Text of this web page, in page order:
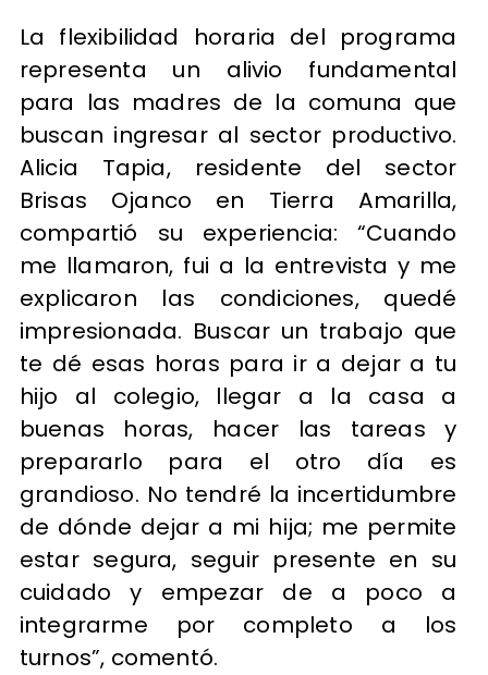
La flexibilidad horaria del programa
representa un alivio fundamental
para las madres de la comuna que
buscan ingresar al sector productivo.
Alicia Tapia, residente del sector
Brisas Ojanco en Tierra Amarilla,
compartió su experiencia: “Cuando
me llamaron, fui a la entrevista y me
explicaron las condiciones, quedé
impresionada. Buscar un trabajo que
te dé esas horas para ir a dejar a tu
hijo al colegio, llegar a la casa a
buenas horas, hacer las tareas y
prepararlo para el otro día es
grandioso. No tendré la incertidumbre
de dónde dejar a mi hija; me permite
estar segura, seguir presente en su
cuidado y empezar de a poco a
integrarme por completo a los
turnos”, comentó.